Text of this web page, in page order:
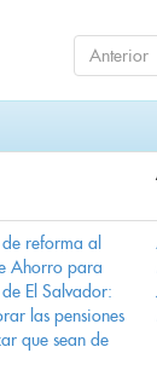
Anterior
reforma al
Ahorro para
El Salvador:
las pensiones
que sean de